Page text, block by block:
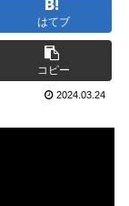
はてブ
コピー
2024.03.24